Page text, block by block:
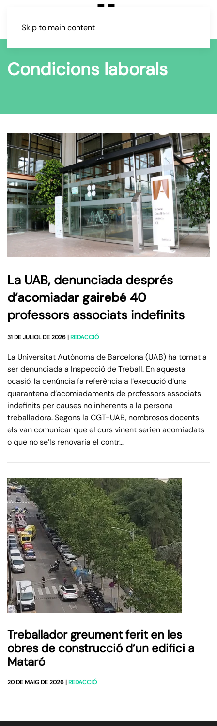
Skip to main content
Condicions laborals
La UAB, denunciada després
d’acomiadar gairebé 40
professors associats indefinits
31 DE JULIOL DE 2026 |REDACCIÓ
La Universitat Autònoma de Barcelona (UAB) ha tornat a
ser denunciada a Inspecció de Treball. En aquesta
ocasió, la denúncia fa referència a l’execució d’una
quarantena d’acomiadaments de professors associats
indefinits per causes no inherents a la persona
treballadora. Segons la CGT-UAB, nombrosos docents
els van comunicar que el curs vinent serien acomiadats
o que no se’ls renovaria el contr…
Treballador greument ferit en les
obres de construcció d’un edifici a
Mataró
20 DE MAIG DE 2026 |REDACCIÓ